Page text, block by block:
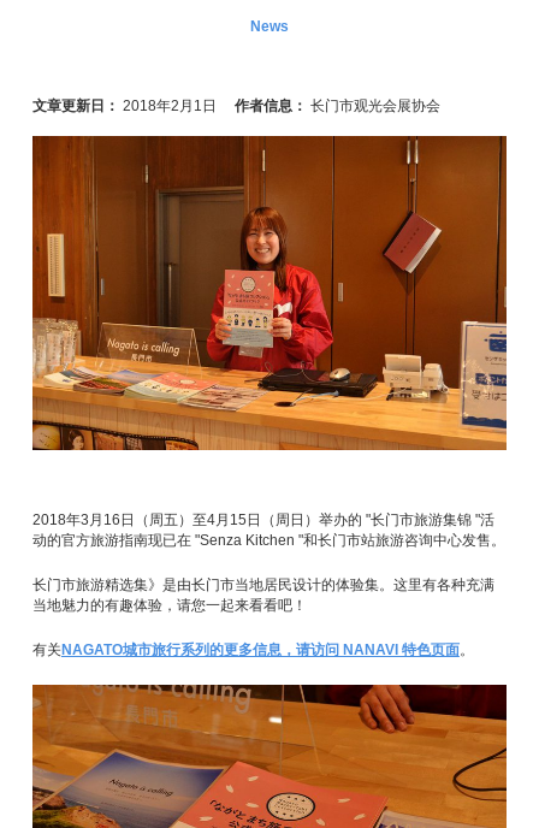
News
文章更新日： 2018年2月1日 作者信息： 长门市观光会展协会
2018年3月16日（周五）至4月15日（周日）举办的 "长门市旅游集锦 "活
动的官方旅游指南现已在 "Senza Kitchen "和长门市站旅游咨询中心发售。
长门市旅游精选集》是由长门市当地居民设计的体验集。这里有各种充满
当地魅力的有趣体验，请您一起来看看吧！
有关NAGATO城市旅行系列的更多信息，请访问 NANAVI 特色页面。